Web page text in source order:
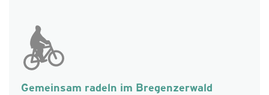
Gemeinsam radeln im Bregenzerwald